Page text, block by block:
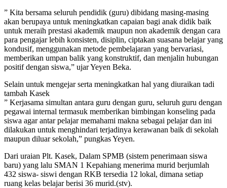
” Kita bersama seluruh pendidik (guru) dibidang masing-masing
akan berupaya untuk meningkatkan capaian bagi anak didik baik
untuk meraih prestasi akademik maupun non akademik dengan cara
para pengajar lebih konsisten, disiplin, ciptakan suasana belajar yang
kondusif, menggunakan metode pembelajaran yang bervariasi,
memberikan umpan balik yang konstruktif, dan menjalin hubungan
positif dengan siswa,” ujar Yeyen Beka.
Selain untuk mengejar serta meningkatkan hal yang diuraikan tadi
tambah Kasek
” Kerjasama simultan antara guru dengan guru, seluruh guru dengan
pegawai internal termasuk memberikan bimbingan konseling pada
siswa agar antar pelajar memahami makna sebagai pelajar dan ini
dilakukan untuk menghindari terjadinya kerawanan baik di sekolah
maupun diluar sekolah,” pungkas Yeyen.
Dari uraian Plt. Kasek, Dalam SPMB (sistem penerimaan siswa
baru) yang lalu SMAN 1 Kepahiang menerima murid berjumlah
432 siswa- siswi dengan RKB tersedia 12 lokal, dimana setiap
ruang kelas belajar berisi 36 murid.(stv).